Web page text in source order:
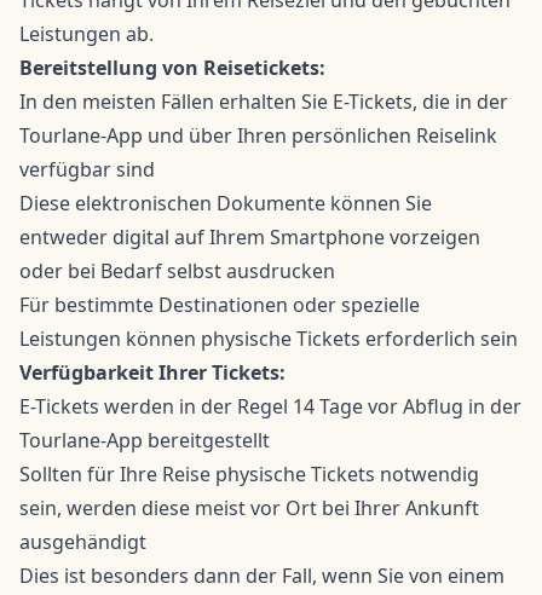
Leistungen ab.
Bereitstellung von Reisetickets:
In den meisten Fällen erhalten Sie E-Tickets, die in der
Tourlane-App und über Ihren persönlichen Reiselink
verfügbar sind
Diese elektronischen Dokumente können Sie
entweder digital auf Ihrem Smartphone vorzeigen
oder bei Bedarf selbst ausdrucken
Für bestimmte Destinationen oder spezielle
Leistungen können physische Tickets erforderlich sein
Verfügbarkeit Ihrer Tickets:
E-Tickets werden in der Regel 14 Tage vor Abflug in der
Tourlane-App bereitgestellt
Sollten für Ihre Reise physische Tickets notwendig
sein, werden diese meist vor Ort bei Ihrer Ankunft
ausgehändigt
Dies ist besonders dann der Fall, wenn Sie von einem